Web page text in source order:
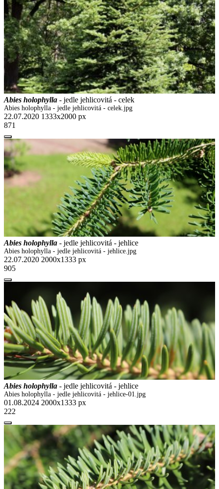
Abies holophylla - jedle jehlicovitá - celek
Abies holophylla - jedle jehlicovitá - celek.jpg
22.07.2020 1333x2000 px
871
Abies holophylla - jedle jehlicovitá - jehlice
Abies holophylla - jedle jehlicovitá - jehlice.jpg
22.07.2020 2000x1333 px
905
Abies holophylla - jedle jehlicovitá - jehlice
Abies holophylla - jedle jehlicovitá - jehlice-01.jpg
01.08.2024 2000x1333 px
222